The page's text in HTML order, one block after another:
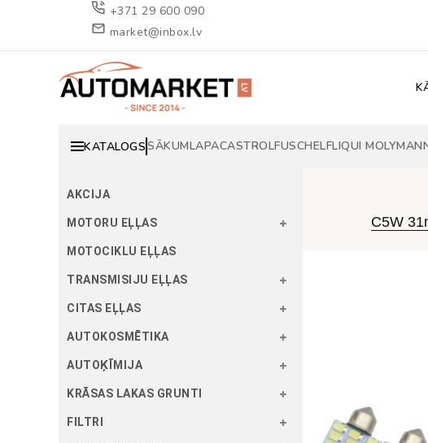
+371 29 600 090
market@inbox.lv
KATALOGSSĀKUMLAPACASTROLFUSCHELFLIQUI MOLY
AKCIJA
MOTORU EĻĻAS
MOTOCIKLU EĻĻAS
TRANSMISIJU EĻĻAS
CITAS EĻĻAS
AUTOKOSMĒTIKA
AUTOĶĪMIJA
KRĀSAS LAKAS GRUNTI
FILTRI
C5W